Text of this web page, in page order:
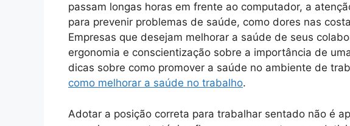
passam longas horas em frente ao computador, a
para prevenir problemas de saúde, como dores nas
Empresas que desejam melhorar a saúde de seus
ergonomia e conscientização sobre a importância de
dicas sobre como promover a saúde no ambiente de
como melhorar a saúde no trabalho.
Adotar a posição correta para trabalhar sentado não é